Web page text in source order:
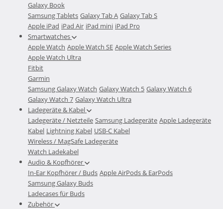
Galaxy Book
Samsung Tablets Galaxy Tab A Galaxy Tab S
Apple iPad iPad Air iPad mini iPad Pro
Smartwatches
Apple Watch Apple Watch SE Apple Watch Series
Apple Watch Ultra
Fitbit
Garmin
Samsung Galaxy Watch Galaxy Watch 5 Galaxy Watch 6
Galaxy Watch 7 Galaxy Watch Ultra
Ladegeräte & Kabel
Ladegeräte / Netzteile Samsung Ladegeräte Apple Ladegeräte
Kabel Lightning Kabel USB-C Kabel
Wireless / MagSafe Ladegeräte
Watch Ladekabel
Audio & Kopfhörer
In-Ear Kopfhörer / Buds Apple AirPods & EarPods
Samsung Galaxy Buds
Ladecases für Buds
Zubehör